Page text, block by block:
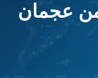
عجمان